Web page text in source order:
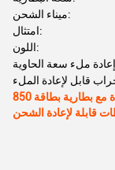
ميناء الشحن:
امتثال:
اللون:
التدخين الإلكتروني المستخدم لمرة واحدة مع بطارية بطاقة 850mAh
قابلة لإعادة الشحن